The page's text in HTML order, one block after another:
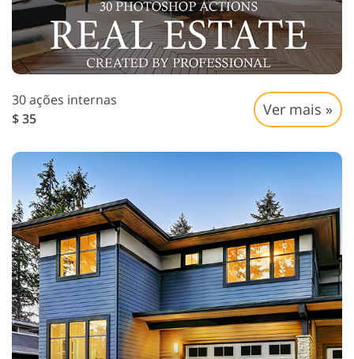
30 ações internas
$ 35
Ver mais »